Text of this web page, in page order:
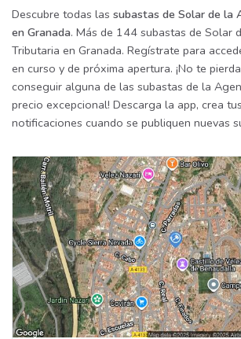
Descubre todas las subastas de Solar de la
en Granada. Más de 144 subastas de Solar
Tributaria en Granada. Regístrate para
en curso y de próxima apertura. ¡No te
conseguir alguna de las subastas de la
precio excepcional! Descarga la app, crea
notificaciones cuando se publiquen nuevas